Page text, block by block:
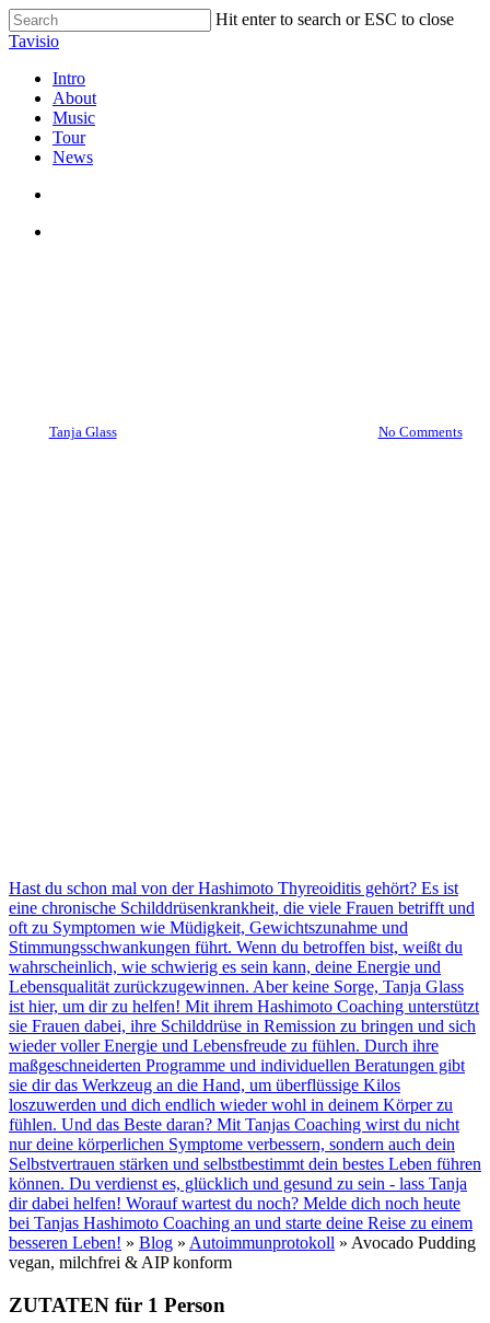
Skip
to
content
Hit enter to search or ESC to close
Close
Tavisio
search
Menu
Intro
About
Music
Tour
News
Tanja Glass No Comments
Hast du schon mal von der Hashimoto Thyreoiditis gehört? Es ist
eine chronische Schilddrüsenkrankheit, die viele Frauen betrifft und
oft zu Symptomen wie Müdigkeit, Gewichtszunahme und
Stimmungsschwankungen führt. Wenn du betroffen bist, weißt du
wahrscheinlich, wie schwierig es sein kann, deine Energie und
Lebensqualität zurückzugewinnen. Aber keine Sorge, Tanja Glass
ist hier, um dir zu helfen! Mit ihrem Hashimoto Coaching unterstützt
sie Frauen dabei, ihre Schilddrüse in Remission zu bringen und sich
wieder voller Energie und Lebensfreude zu fühlen. Durch ihre
maßgeschneiderten Programme und individuellen Beratungen gibt
sie dir das Werkzeug an die Hand, um überflüssige Kilos
loszuwerden und dich endlich wieder wohl in deinem Körper zu
fühlen. Und das Beste daran? Mit Tanjas Coaching wirst du nicht
nur deine körperlichen Symptome verbessern, sondern auch dein
Selbstvertrauen stärken und selbstbestimmt dein bestes Leben führen
können. Du verdienst es, glücklich und gesund zu sein - lass Tanja
dir dabei helfen! Worauf wartest du noch? Melde dich noch heute
bei Tanjas Hashimoto Coaching an und starte deine Reise zu einem
besseren Leben! » Blog » Autoimmunprotokoll » Avocado Pudding
vegan, milchfrei & AIP konform
ZUTATEN für 1 Person